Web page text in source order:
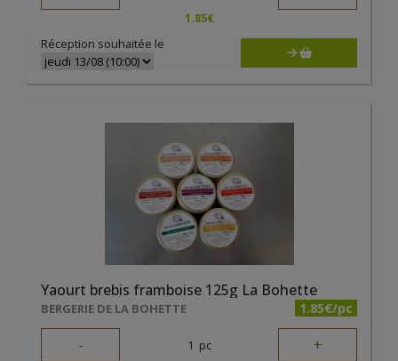
1.85€
Réception souhaitée le
Yaourt brebis framboise 125g La Bohette
BERGERIE DE LA BOHETTE 1.85€/pc
- 1 pc +